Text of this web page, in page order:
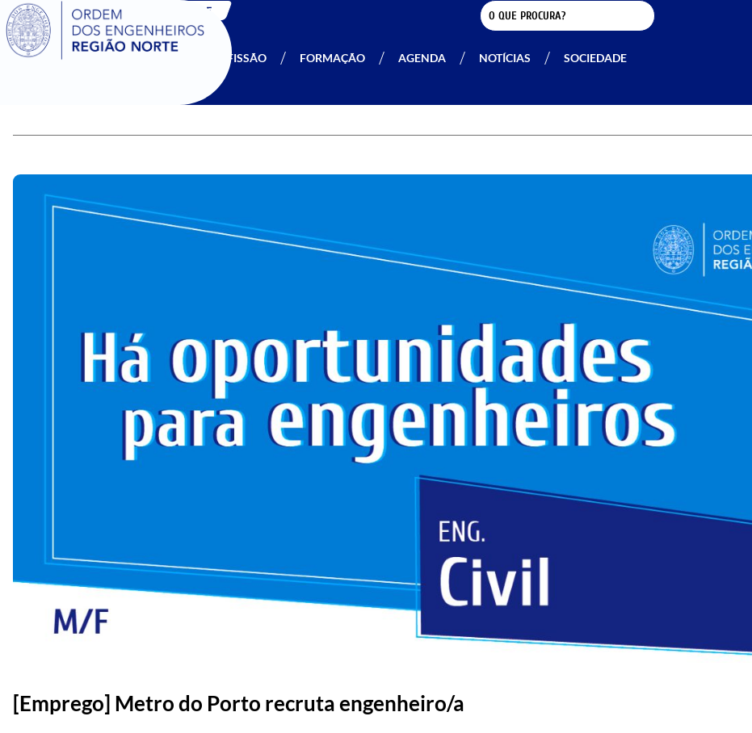
SIGOE
A OERN PROFISSÃO FORMAÇÃO AGENDA NOTÍCIAS SOCIEDADE
[Emprego] Metro do Porto recruta engenheiro/a